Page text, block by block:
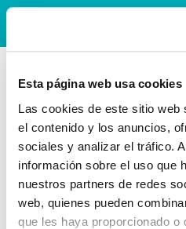
Esta página web usa cookies
Las cookies de este sitio web
el contenido y los anuncios,
sociales y analizar el tráfico.
información sobre el uso que
nuestros partners de redes
web, quienes pueden
que les haya proporcionado o